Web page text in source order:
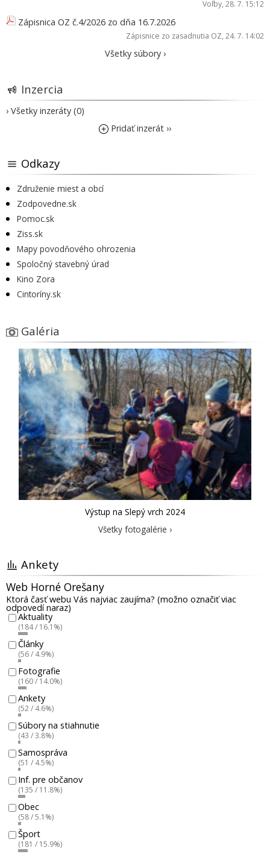
Voľby, 28. 7. 15:12
Zápisnica OZ č.4/2026 zo dňa 16.7.2026
Zápisnice zo zasadnutia OZ, 24. 7. 14:02
Všetky súbory ›
Inzercia
› Všetky inzeráty (0)
Pridať inzerát ››
Odkazy
Združenie miest a obcí
Zodpovedne.sk
Pomoc.sk
Ziss.sk
Mapy povodňového ohrozenia
Spoločný stavebný úrad
Kino Zora
Cintoríny.sk
Galéria
Výstup na Slepý vrch 2024
Všetky fotogalérie ›
Ankety
Web Horné Orešany
Ktorá časť webu Vás najviac zaujíma? (možno označiť viac
odpovedí naraz)
Aktuality
(184 / 16.1%)
Články
(56 / 4.9%)
Fotografie
(160 / 14.0%)
Ankety
(52 / 4.6%)
Súbory na stiahnutie
(43 / 3.8%)
Samospráva
(51 / 4.5%)
Inf. pre občanov
(135 / 11.8%)
Obec
(58 / 5.1%)
Šport
(181 / 15.9%)